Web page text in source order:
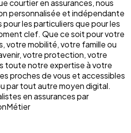
courtier en assurances, nous
personnalisée et indépendante
les particuliers que pour les
clef. Que ce soit pour votre
votre mobilité, votre famille ou
votre protection, votre
toute notre expertise à votre
proches de vous et accessibles
par tout autre moyen digital.
en assurances par